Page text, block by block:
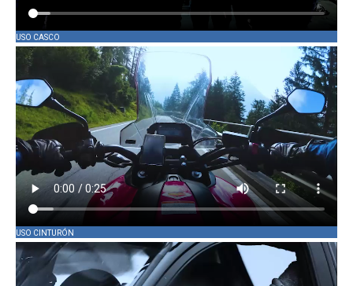
USO CASCO
USO CINTURÓN